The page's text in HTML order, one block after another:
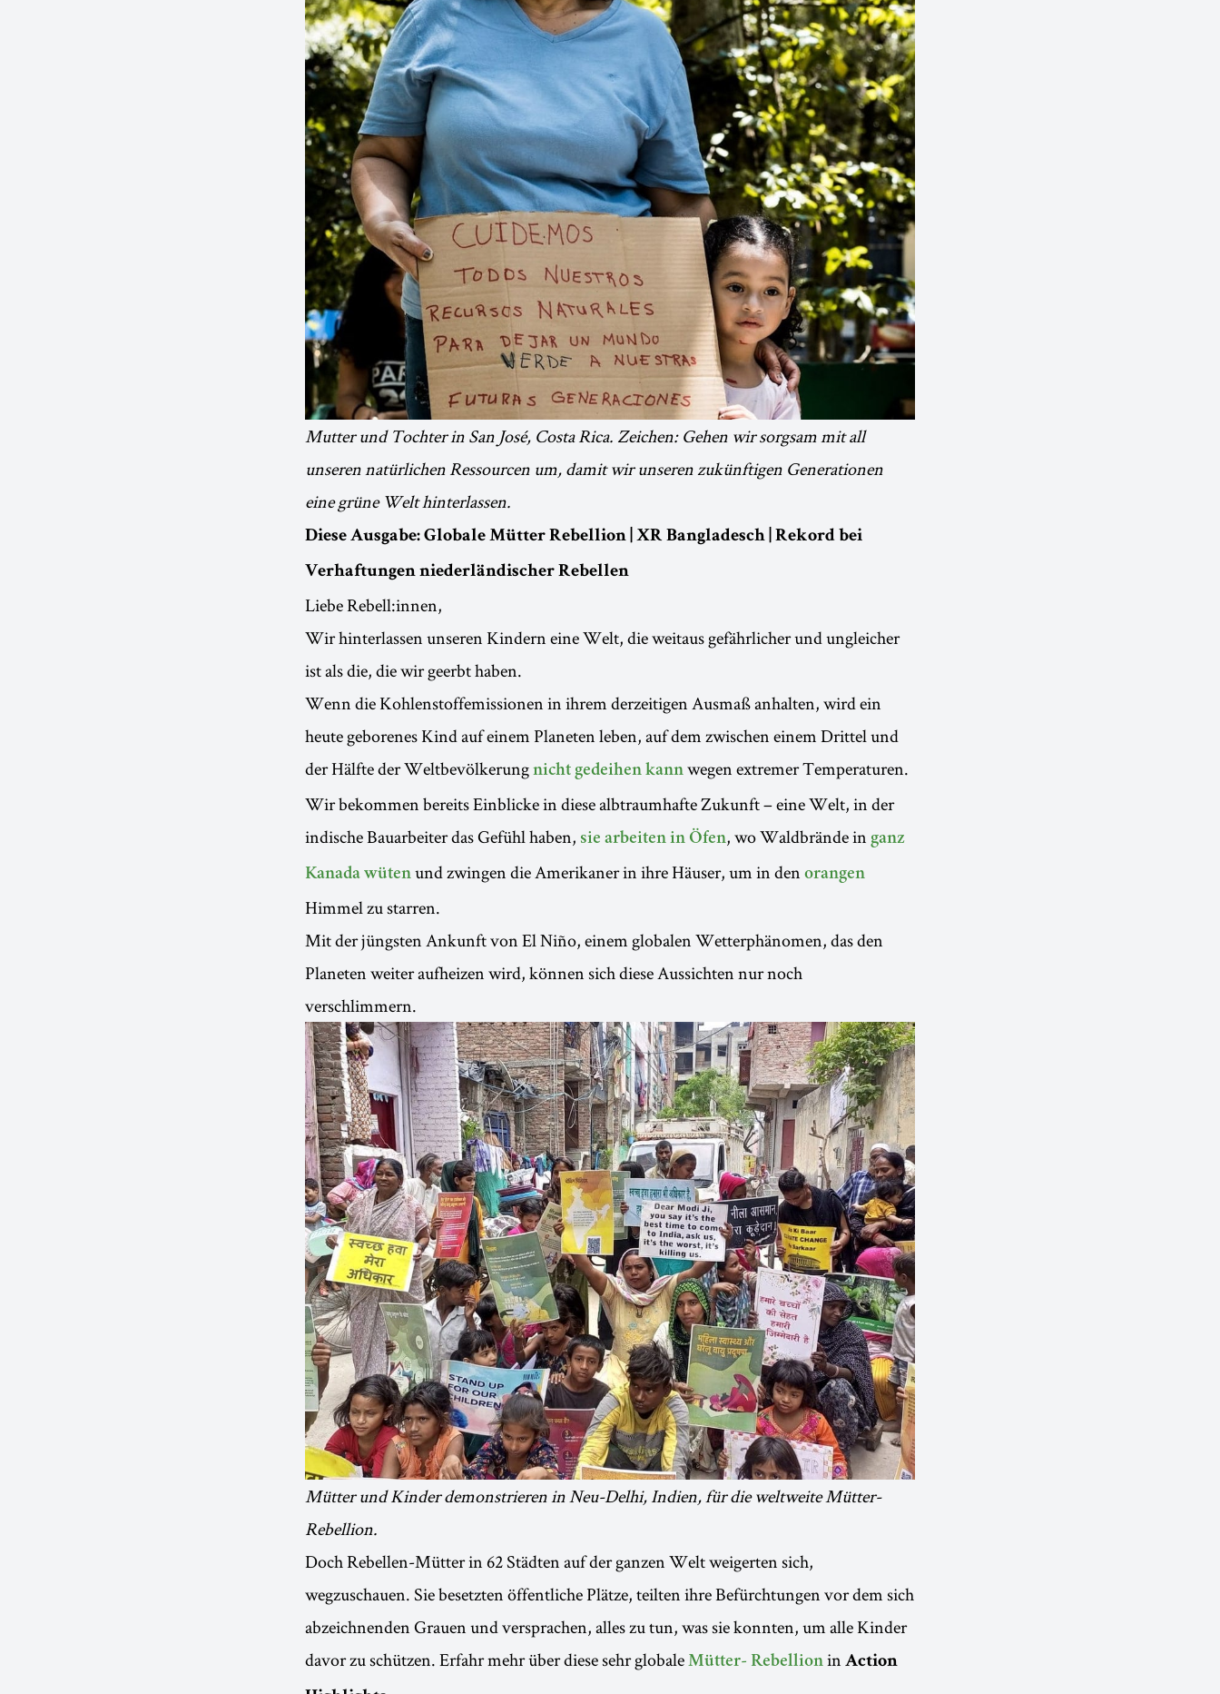
Mutter und Tochter in San José, Costa Rica. Zeichen: Gehen wir sorgsam mit all
unseren natürlichen Ressourcen um, damit wir unseren zukünftigen Generationen
eine grüne Welt hinterlassen.
Diese Ausgabe: Globale Mütter Rebellion | XR Bangladesch | Rekord bei
Verhaftungen niederländischer Rebellen
Liebe Rebell:innen,
Wir hinterlassen unseren Kindern eine Welt, die weitaus gefährlicher und ungleicher
ist als die, die wir geerbt haben.
Wenn die Kohlenstoffemissionen in ihrem derzeitigen Ausmaß anhalten, wird ein
heute geborenes Kind auf einem Planeten leben, auf dem zwischen einem Drittel und
der Hälfte der Weltbevölkerung nicht gedeihen kann wegen extremer Temperaturen.
Wir bekommen bereits Einblicke in diese albtraumhafte Zukunft – eine Welt, in der
indische Bauarbeiter das Gefühl haben, sie arbeiten in Öfen, wo Waldbrände in ganz
Kanada wüten und zwingen die Amerikaner in ihre Häuser, um in den orangen
Himmel zu starren.
Mit der jüngsten Ankunft von El Niño, einem globalen Wetterphänomen, das den
Planeten weiter aufheizen wird, können sich diese Aussichten nur noch
verschlimmern.
Mütter und Kinder demonstrieren in Neu-Delhi, Indien, für die weltweite Mütter-
Rebellion.
Doch Rebellen-Mütter in 62 Städten auf der ganzen Welt weigerten sich,
wegzuschauen. Sie besetzten öffentliche Plätze, teilten ihre Befürchtungen vor dem sich
abzeichnenden Grauen und versprachen, alles zu tun, was sie konnten, um alle Kinder
davor zu schützen. Erfahr mehr über diese sehr globale Mütter- Rebellion in Action